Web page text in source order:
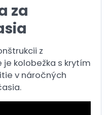
za
z
kolobežka s krytím
v náročných